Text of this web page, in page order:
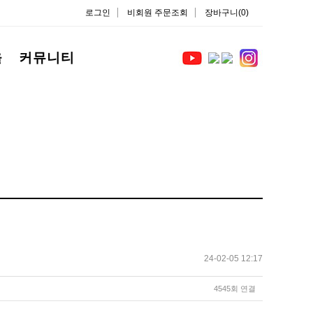
로그인 비회원 주문조회 장바구니(0)
커뮤니티
24-02-05 12:17
4545회 연결